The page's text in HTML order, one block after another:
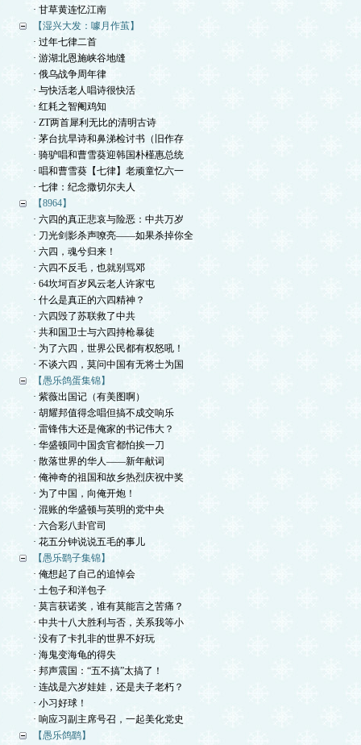
· 甘草黄连忆江南
【湿兴大发：噱月作茧】
· 过年七律二首
· 游湖北恩施峡谷地缝
· 俄乌战争周年律
· 与快活老人唱诗很快活
· 红耗之智阉鸡知
· ZT两首犀利无比的清明古诗
· 茅台抗旱诗和鼻涕检讨书（旧作存
· 骑驴唱和曹雪葵迎韩国朴槿惠总统
· 唱和曹雪葵【七律】老顽童忆六一
· 七律：纪念撒切尔夫人
【8964】
· 六四的真正悲哀与险恶：中共万岁
· 刀光剑影杀声嘹亮——如果杀掉你全
· 六四，魂兮归来！
· 六四不反毛，也就别骂邓
· 64坎坷百岁风云老人许家屯
· 什么是真正的六四精神？
· 六四毁了苏联救了中共
· 共和国卫士与六四持枪暴徒
· 为了六四，世界公民都有权怒吼！
· 不谈六四，莫问中国有无将士为国
【愚乐鸽蛋集锦】
· 紫薇出国记（有美图啊）
· 胡耀邦值得念唱但搞不成交响乐
· 雷锋伟大还是俺家的书记伟大？
· 华盛顿同中国贪官都怕挨一刀
· 散落世界的华人——新年献词
· 俺神奇的祖国和故乡热烈庆祝中奖
· 为了中国，向俺开炮！
· 混账的华盛顿与英明的党中央
· 六合彩八卦官司
· 花五分钟说说五毛的事儿
【愚乐鹞子集锦】
· 俺想起了自己的追悼会
· 土包子和洋包子
· 莫言获诺奖，谁有莫能言之苦痛？
· 中共十八大胜利与否，关系我等小
· 没有了卡扎非的世界不好玩
· 海鬼变海龟的得失
· 邦声震国：“五不搞”太搞了！
· 连战是六岁娃娃，还是夫子老朽？
· 小习好球！
· 响应习副主席号召，一起美化党史
【愚乐鸽鹞】